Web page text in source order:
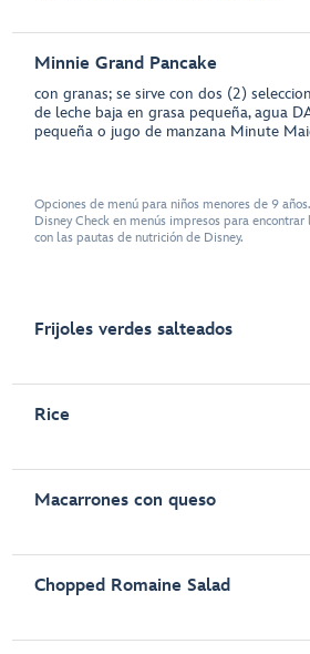
Minnie Grand Pancake
con granas; se sirve con dos (2)
de leche baja en grasa pequeña, agua
pequeña o jugo de manzana Minute
Opciones de menú para niños menores de 9
Disney Check en menús impresos para
con las pautas de nutrición de Disney.
Frijoles verdes salteados
Rice
Macarrones con queso
Chopped Romaine Salad